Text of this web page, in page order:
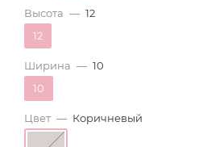
Высота — 12
12
Ширина — 10
10
Цвет — Коричневый